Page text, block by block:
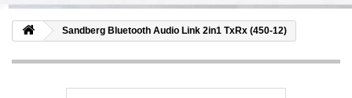
Sandberg Bluetooth Audio Link 2in1 TxRx (450-12)